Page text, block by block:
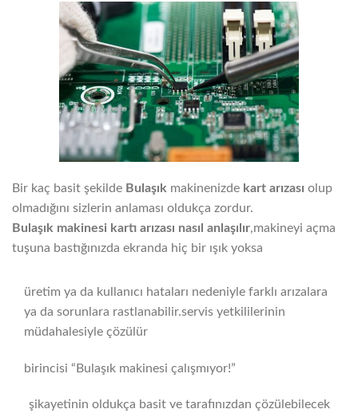
Bir kaç basit şekilde Bulaşık makinenizde kart arızası olup
olmadığını sizlerin anlaması oldukça zordur.
Bulaşık makinesi kartı arızası nasıl anlaşılır,makineyi açma
tuşuna bastığınızda ekranda hiç bir ışık yoksa
üretim ya da kullanıcı hataları nedeniyle farklı arızalara
ya da sorunlara rastlanabilir.servis yetkililerinin
müdahalesiyle çözülür
birincisi “Bulaşık makinesi çalışmıyor!”
şikayetinin oldukça basit ve tarafınızdan çözülebilecek